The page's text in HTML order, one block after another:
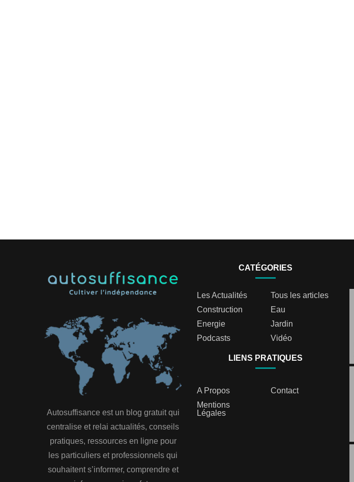
Autosuffisance est un blog gratuit qui
centralise et relai actualités, conseils
pratiques, ressources en ligne pour
les particuliers et professionnels qui
souhaitent s’informer, comprendre et
CATÉGORIES
Les Actualités
Tous les articles
Construction
Eau
Energie
Jardin
Podcasts
Vidéo
LIENS PRATIQUES
A Propos
Contact
Mentions
Légales